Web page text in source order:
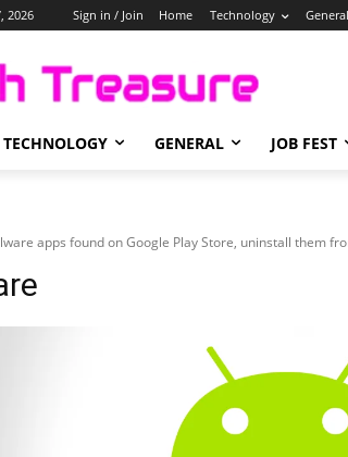
2026 Sign in / Join Home Technology General
TECHNOLOGY GENERAL JOB FEST
apps found on Google Play Store, uninstall them